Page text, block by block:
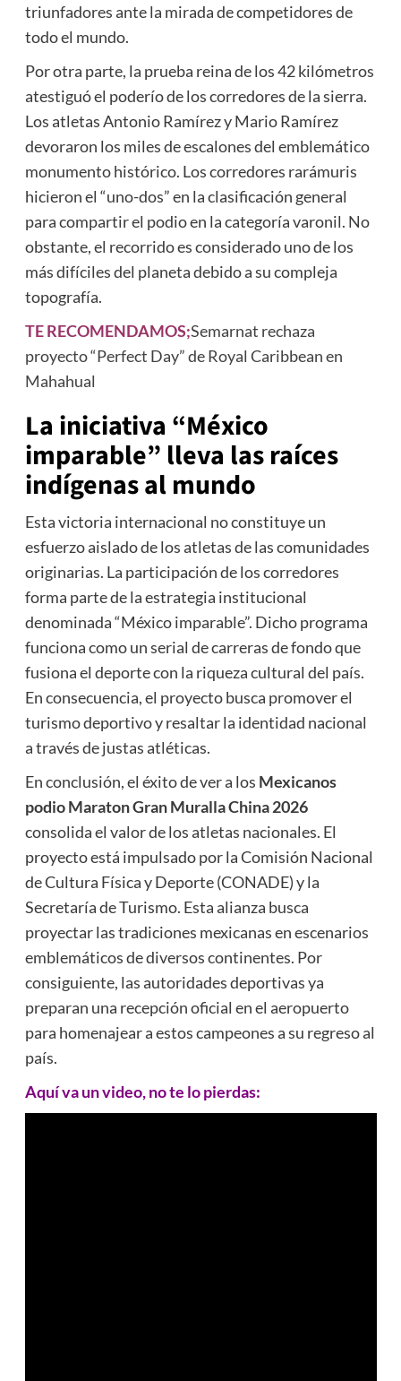
triunfadores ante la mirada de competidores de
todo el mundo.
Por otra parte, la prueba reina de los 42 kilómetros
atestiguó el poderío de los corredores de la sierra.
Los atletas Antonio Ramírez y Mario Ramírez
devoraron los miles de escalones del emblemático
monumento histórico. Los corredores rarámuris
hicieron el “uno-dos” en la clasificación general
para compartir el podio en la categoría varonil. No
obstante, el recorrido es considerado uno de los
más difíciles del planeta debido a su compleja
topografía.
TE RECOMENDAMOS;Semarnat rechaza
proyecto “Perfect Day” de Royal Caribbean en
Mahahual
La iniciativa “México
imparable” lleva las raíces
indígenas al mundo
Esta victoria internacional no constituye un
esfuerzo aislado de los atletas de las comunidades
originarias. La participación de los corredores
forma parte de la estrategia institucional
denominada “México imparable”. Dicho programa
funciona como un serial de carreras de fondo que
fusiona el deporte con la riqueza cultural del país.
En consecuencia, el proyecto busca promover el
turismo deportivo y resaltar la identidad nacional
a través de justas atléticas.
En conclusión, el éxito de ver a los Mexicanos
podio Maraton Gran Muralla China 2026
consolida el valor de los atletas nacionales. El
proyecto está impulsado por la Comisión Nacional
de Cultura Física y Deporte (CONADE) y la
Secretaría de Turismo. Esta alianza busca
proyectar las tradiciones mexicanas en escenarios
emblemáticos de diversos continentes. Por
consiguiente, las autoridades deportivas ya
preparan una recepción oficial en el aeropuerto
para homenajear a estos campeones a su regreso al
país.
Aquí va un video, no te lo pierdas: